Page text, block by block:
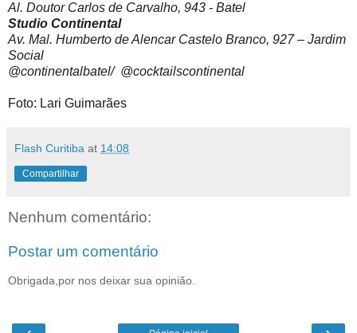
Al. Doutor Carlos de Carvalho, 943 - Batel
Studio Continental
Av. Mal. Humberto de Alencar Castelo Branco, 927 – Jardim
Social
@continentalbatel/ @cocktailscontinental
Foto: Lari Guimarães
Flash Curitiba at 14:08
Compartilhar
Nenhum comentário:
Postar um comentário
Obrigada,por nos deixar sua opinião.